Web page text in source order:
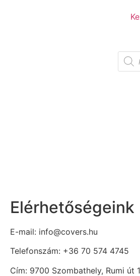
Unicom
Elérhetőségeink
E-mail: info@covers.hu
Telefonszám: +36 70 574 4745
Cím: 9700 Szombathely, Rumi út